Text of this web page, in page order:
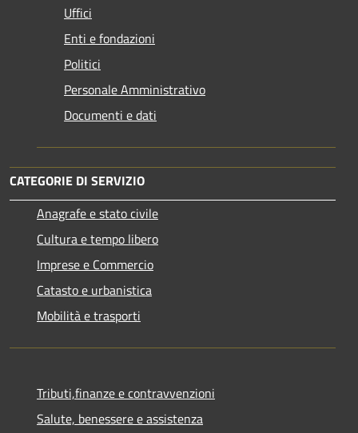
Uffici
Enti e fondazioni
Politici
Personale Amministrativo
Documenti e dati
CATEGORIE DI SERVIZIO
Anagrafe e stato civile
Cultura e tempo libero
Imprese e Commercio
Catasto e urbanistica
Mobilità e trasporti
Tributi,finanze e contravvenzioni
Salute, benessere e assistenza